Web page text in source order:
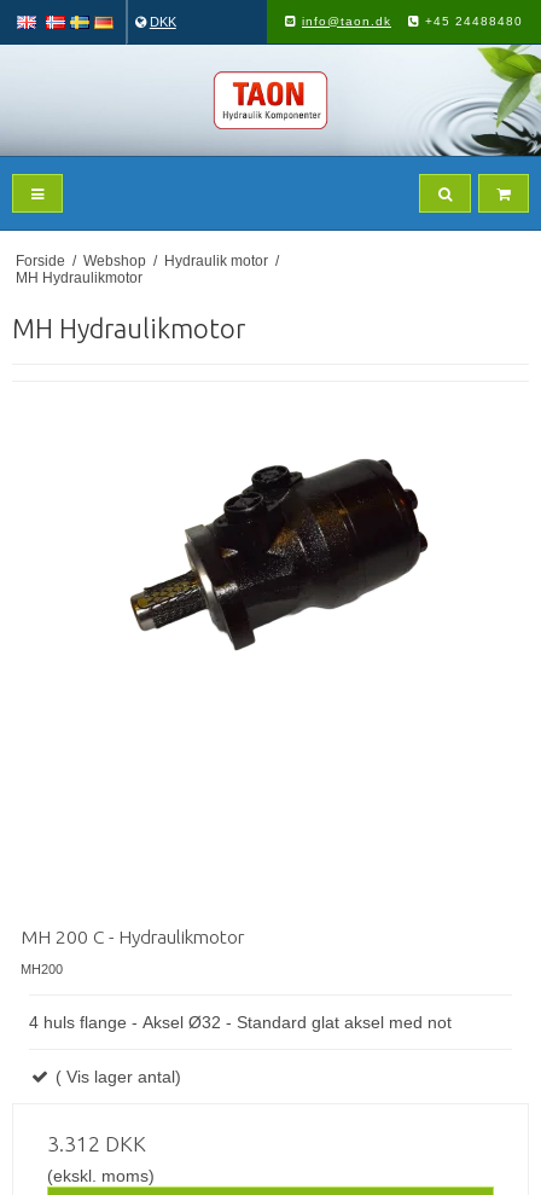
DKK info@taon.dk +45 24488480
Forside / Webshop / Hydraulik motor /
MH Hydraulikmotor
MH Hydraulikmotor
MH 200 C - Hydraulikmotor
MH200
4 huls flange - Aksel Ø32 - Standard glat aksel med not
( Vis lager antal)
3.312 DKK
(ekskl. moms)